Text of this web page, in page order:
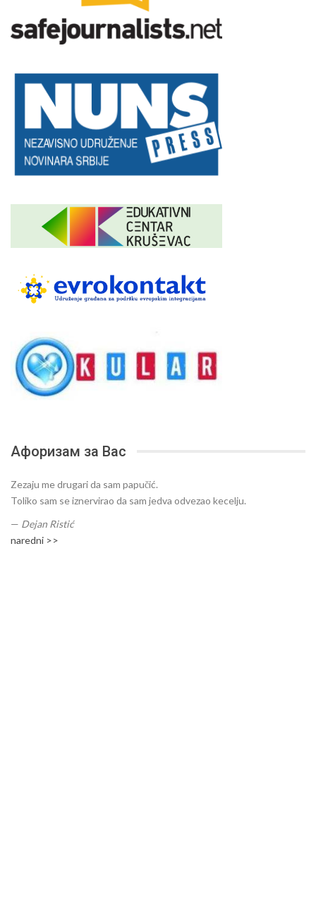
Афоризам за Вас
Zezaju me drugari da sam papučić.
Toliko sam se iznervirao da sam jedva odvezao kecelju.
— Dejan Ristić
naredni >>